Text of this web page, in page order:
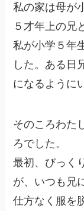
私の家は母が
５才年上の兄
私が小学５年
した。ある日
になるように
そのころわた
ろでした。
最初、びっく
が、いつも兄
仕方なく服を